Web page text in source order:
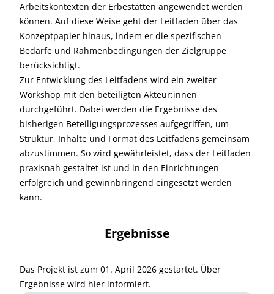
Arbeitskontexten der Erbestätten angewendet werden
können. Auf diese Weise geht der Leitfaden über das
Konzeptpapier hinaus, indem er die spezifischen
Bedarfe und Rahmenbedingungen der Zielgruppe
berücksichtigt.
Zur Entwicklung des Leitfadens wird ein zweiter
Workshop mit den beteiligten Akteur:innen
durchgeführt. Dabei werden die Ergebnisse des
bisherigen Beteiligungsprozesses aufgegriffen, um
Struktur, Inhalte und Format des Leitfadens gemeinsam
abzustimmen. So wird gewährleistet, dass der Leitfaden
praxisnah gestaltet ist und in den Einrichtungen
erfolgreich und gewinnbringend eingesetzt werden
kann.
Ergebnisse
Das Projekt ist zum 01. April 2026 gestartet. Über
Ergebnisse wird hier informiert.